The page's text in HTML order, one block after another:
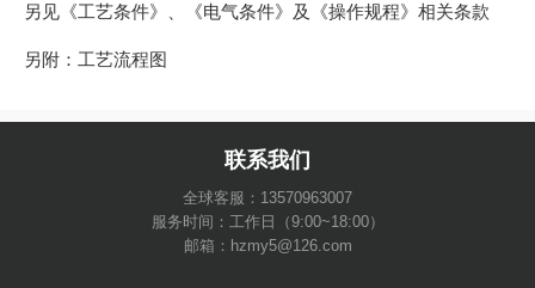
另见《工艺条件》、《电气条件》及《操作规程》相关条款
另附：工艺流程图
联系我们
全球客服：13570963007
服务时间：工作日（9:00~18:00）
邮箱：hzmy5@126.com